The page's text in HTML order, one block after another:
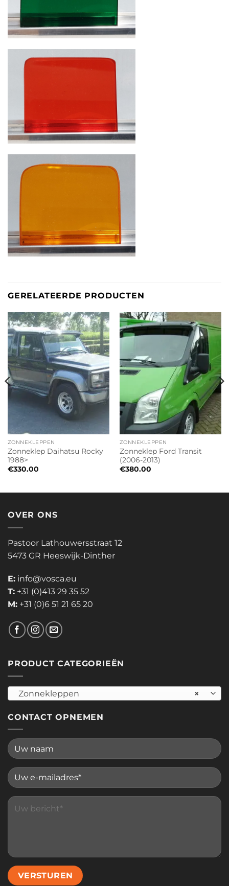
GERELATEERDE PRODUCTEN
ZONNEKLEPPEN
Zonneklep Daihatsu Rocky
1988>
€330.00
ZONNEKLEPPEN
Zonneklep Ford Transit
(2006-2013)
€380.00
OVER ONS
Pastoor Lathouwersstraat 12
5473 GR Heeswijk-Dinther
E: info@vosca.eu
T: +31 (0)413 29 35 52
M: +31 (0)6 51 21 65 20
PRODUCT CATEGORIEËN
×
Zonnekleppen
CONTACT OPNEMEN
Please leave this field empty.